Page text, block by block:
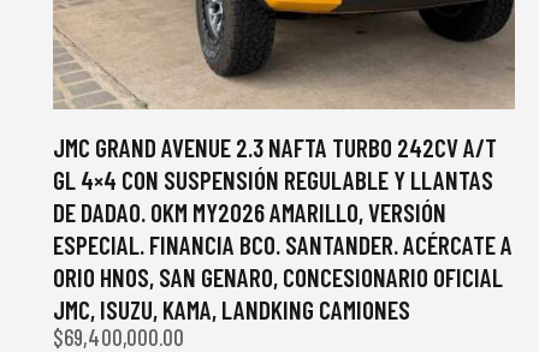
JMC GRAND AVENUE 2.3 NAFTA TURBO 242CV A/T
GL 4×4 CON SUSPENSIÓN REGULABLE Y LLANTAS
DE DADAO. 0KM MY2026 AMARILLO, VERSIÓN
ESPECIAL. FINANCIA BCO. SANTANDER. ACÉRCATE A
ORIO HNOS, SAN GENARO, CONCESIONARIO OFICIAL
JMC, ISUZU, KAMA, LANDKING CAMIONES
$69,400,000.00